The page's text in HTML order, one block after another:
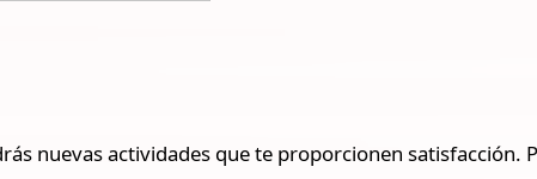
nuevas actividades que te proporcionen satisfacción.